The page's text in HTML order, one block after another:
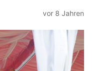
vor 8 Jahren